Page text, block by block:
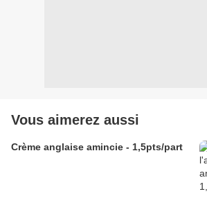
Vous aimerez aussi
Crème anglaise amincie - 1,5pts/part